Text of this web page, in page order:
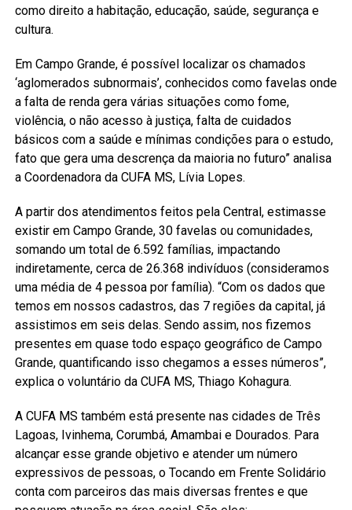
como direito a habitação, educação, saúde, segurança e
cultura.
Em Campo Grande, é possível localizar os chamados
‘aglomerados subnormais’, conhecidos como favelas onde
a falta de renda gera várias situações como fome,
violência, o não acesso à justiça, falta de cuidados
básicos com a saúde e mínimas condições para o estudo,
fato que gera uma descrença da maioria no futuro” analisa
a Coordenadora da CUFA MS, Lívia Lopes.
A partir dos atendimentos feitos pela Central, estimasse
existir em Campo Grande, 30 favelas ou comunidades,
somando um total de 6.592 famílias, impactando
indiretamente, cerca de 26.368 indivíduos (consideramos
uma média de 4 pessoa por família). “Com os dados que
temos em nossos cadastros, das 7 regiões da capital, já
assistimos em seis delas. Sendo assim, nos fizemos
presentes em quase todo espaço geográfico de Campo
Grande, quantificando isso chegamos a esses números”,
explica o voluntário da CUFA MS, Thiago Kohagura.
A CUFA MS também está presente nas cidades de Três
Lagoas, Ivinhema, Corumbá, Amambai e Dourados. Para
alcançar esse grande objetivo e atender um número
expressivos de pessoas, o Tocando em Frente Solidário
conta com parceiros das mais diversas frentes e que